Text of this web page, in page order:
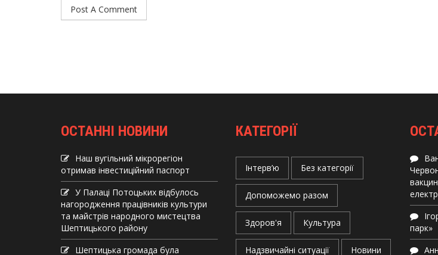
ОСТАННІ НОВИНИ
Наш вугільний мікрорегіон
отримав інвеcтиційний паспорт
У Палаці Потоцьких відбулось
нагородження працівників культури
та майстрів народного мистецтва
Шептицького району
Шептицька громада була
КАТЕГОРІЇ
Інтерв’ю Без категорії
Допоможемо разом
Здоров'я Культура
Надзвичайні ситуації Новини
парк»